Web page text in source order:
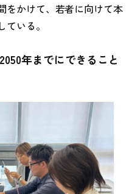
をかけて、若者に向けて本
いる。
年までにできること